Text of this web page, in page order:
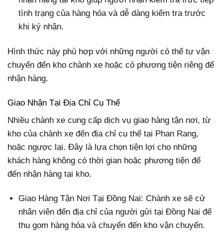
tình trạng của hàng hóa và dễ dàng kiểm tra trước
khi ký nhận.
Hình thức này phù hợp với những người có thể tự vận
chuyển đến kho chành xe hoặc có phương tiện riêng để
nhận hàng.
Giao Nhận Tại Địa Chỉ Cụ Thể
Nhiều chành xe cung cấp dịch vụ giao hàng tận nơi, từ
kho của chành xe đến địa chỉ cụ thể tại Phan Rang,
hoặc ngược lại. Đây là lựa chọn tiện lợi cho những
khách hàng không có thời gian hoặc phương tiện để
đến nhận hàng tại kho.
Giao Hàng Tận Nơi Tại Đồng Nai: Chành xe sẽ cử
nhân viên đến địa chỉ của người gửi tại Đồng Nai để
thu gom hàng hóa và chuyển đến kho vận chuyển.